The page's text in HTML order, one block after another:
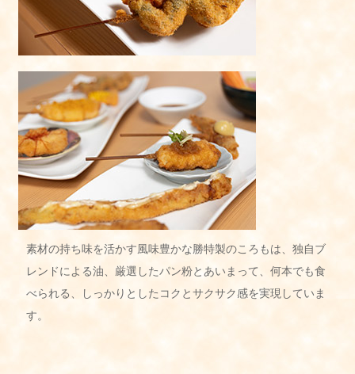
素材の持ち味を活かす風味豊かな勝特製のころもは、独自ブ
レンドによる油、厳選したパン粉とあいまって、何本でも食
べられる、しっかりとしたコクとサクサク感を実現していま
す。